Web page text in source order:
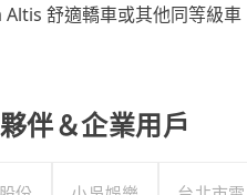
Altis 舒適轎車或其他同等級車
伴＆企業用戶